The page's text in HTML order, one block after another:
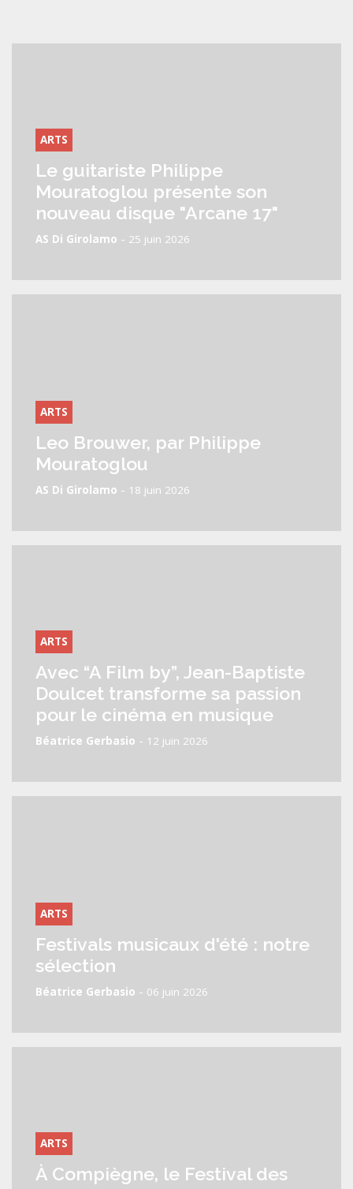
ARTS
Le guitariste Philippe
Mouratoglou présente son
nouveau disque "Arcane 17"
AS Di Girolamo - 25 juin 2026
ARTS
Leo Brouwer, par Philippe
Mouratoglou
AS Di Girolamo - 18 juin 2026
ARTS
Avec “A Film by”, Jean-Baptiste
Doulcet transforme sa passion
pour le cinéma en musique
Béatrice Gerbasio - 12 juin 2026
ARTS
Festivals musicaux d'été : notre
sélection
Béatrice Gerbasio - 06 juin 2026
ARTS
À Compiègne, le Festival des